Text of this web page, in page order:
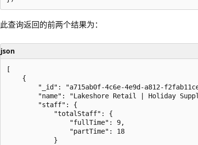
此查询返回的前两个结果为：
json
[
    {
"_id": "a715ab0f-4c6e-4e9d-a812-
"name": "Lakeshore Retail | Holiday
        "staff": {
            "totalStaff": {
                "fullTime": 9,
                "partTime": 18
            }